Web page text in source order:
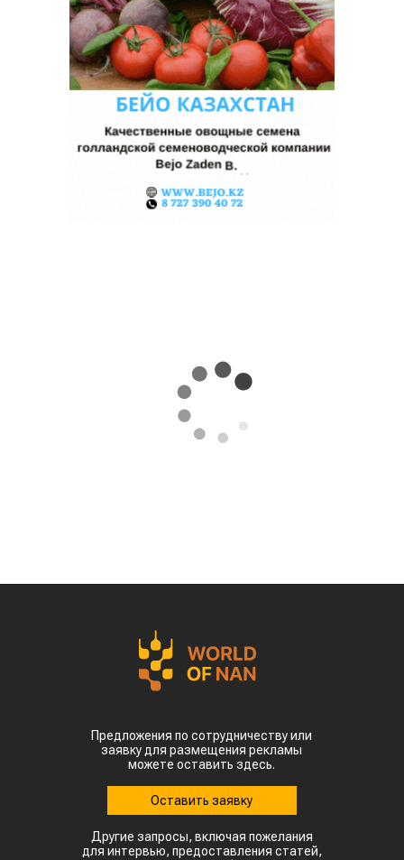
Предложения по сотрудничеству или
заявку для размещения рекламы
можете оставить здесь.
Оставить заявку
Другие запросы, включая пожелания
для интервью, предоставления статей,